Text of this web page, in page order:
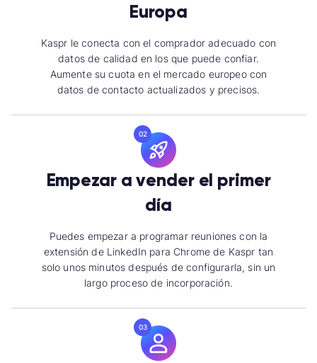
Europa
Kaspr le conecta con el comprador adecuado con
datos de calidad en los que puede confiar.
Aumente su cuota en el mercado europeo con
datos de contacto actualizados y precisos.
02
Empezar a vender el primer
día
Puedes empezar a programar reuniones con la
extensión de LinkedIn para Chrome de Kaspr tan
solo unos minutos después de configurarla, sin un
largo proceso de incorporación.
03